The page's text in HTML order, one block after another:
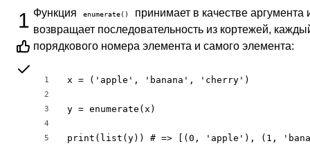
1 Функция enumerate()
принимает в качестве
возвращает последовательность из кортежей,
порядкового номера элемента и самого элемента:
1
2
3
4
5
x = ('apple', 'banana', 'cherry')
y = enumerate(x)
print(list(y)) # => [(0, 'apple'), (1,